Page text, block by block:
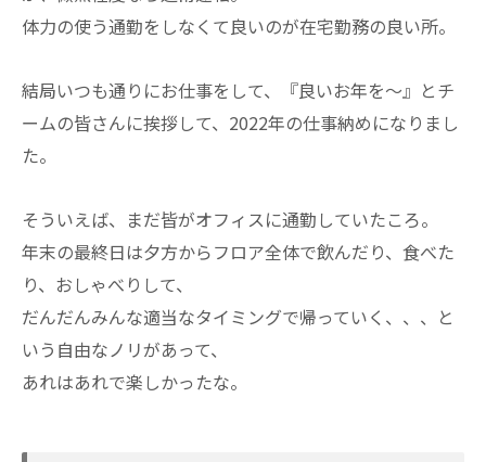
体力の使う通勤をしなくて良いのが在宅勤務の良い所。
結局いつも通りにお仕事をして、『良いお年を～』とチ
ームの皆さんに挨拶して、2022年の仕事納めになりまし
た。
そういえば、まだ皆がオフィスに通勤していたころ。
年末の最終日は夕方からフロア全体で飲んだり、食べた
り、おしゃべりして、
だんだんみんな適当なタイミングで帰っていく、、、と
いう自由なノリがあって、
あれはあれで楽しかったな。